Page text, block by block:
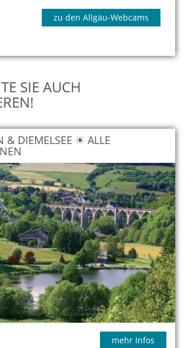
zu den Allgäu-Webcams
SIE AUCH
& DIEMELSEE ☀ ALLE
mehr Infos